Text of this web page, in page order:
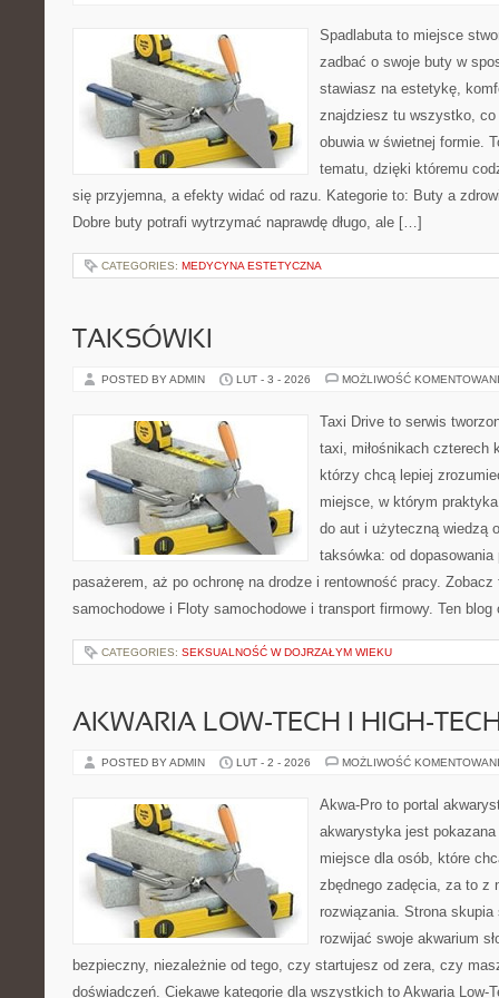
Spadlabuta to miejsce
zadbać o swoje buty w
stawiasz na estetykę,
znajdziesz tu wszystko,
obuwia w świetnej formie.
tematu, dzięki któremu
się przyjemna, a efekty widać od razu. Kategorie to: Buty a
Dobre buty potrafi wytrzymać naprawdę długo, ale […]
CATEGORIES: MEDYCYNA ESTETYCZNA
TAKSÓWKI
POSTED BY ADMIN LUT - 3 - 2026 MOŻLIWOŚĆ
Taxi Drive to serwis
taxi, miłośnikach czterech
którzy chcą lepiej
miejsce, w którym
do aut i użyteczną wiedzą
taksówka: od
pasażerem, aż po ochronę na drodze i rentowność pracy.
samochodowe i Floty samochodowe i transport firmowy. Ten
CATEGORIES: SEKSUALNOŚĆ W DOJRZAŁYM WIEKU
AKWARIA LOW-TECH I HIGH-
POSTED BY ADMIN LUT - 2 - 2026 MOŻLIWOŚĆ
Akwa-Pro to portal
akwarystyka jest
miejsce dla osób, które
zbędnego zadęcia, za to z
rozwiązania. Strona
rozwijać swoje akwarium
bezpieczny, niezależnie od tego, czy startujesz od zera, czy
doświadczeń. Ciekawe kategorie dla wszystkich to Akwaria Low-